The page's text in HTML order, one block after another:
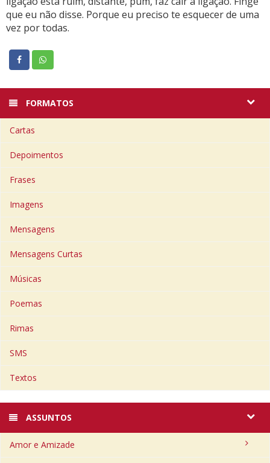
que eu não disse. Porque eu preciso te esquecer de uma
vez por todas.
FORMATOS
Cartas
Depoimentos
Frases
Imagens
Mensagens
Mensagens Curtas
Músicas
Poemas
Rimas
SMS
Textos
ASSUNTOS
Amor e Amizade